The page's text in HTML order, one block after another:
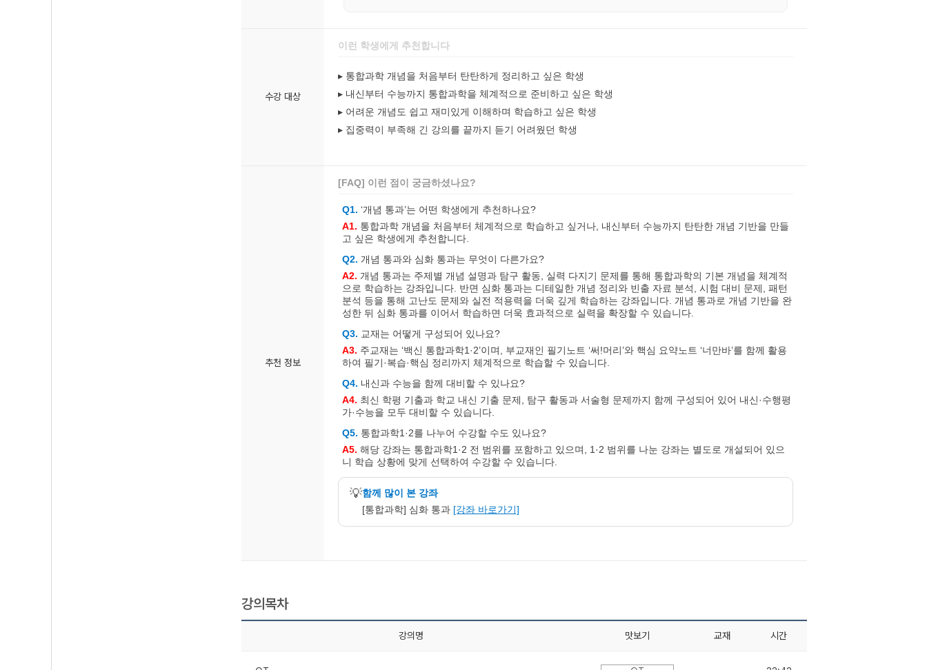
수강 대상
이런 학생에게 추천합니다
▸ 통합과학 개념을 처음부터 탄탄하게 정리하고 싶은 학생
▸ 내신부터 수능까지 통합과학을 체계적으로 준비하고 싶은 학생
▸ 어려운 개념도 쉽고 재미있게 이해하며 학습하고 싶은 학생
▸ 집중력이 부족해 긴 강의를 끝까지 듣기 어려웠던 학생
추천 정보
[FAQ] 이런 점이 궁금하셨나요?
Q1. ‘개념 통과’는 어떤 학생에게 추천하나요?
A1. 통합과학 개념을 처음부터 체계적으로 학습하고 싶거나, 내신부터 수능까지 탄탄한 개념 기반을 만들
고 싶은 학생에게 추천합니다.
Q2. 개념 통과와 심화 통과는 무엇이 다른가요?
A2. 개념 통과는 주제별 개념 설명과 탐구 활동, 실력 다지기 문제를 통해 통합과학의 기본 개념을 체계적
으로 학습하는 강좌입니다. 반면 심화 통과는 디테일한 개념 정리와 빈출 자료 분석, 시험 대비 문제, 패턴
분석 등을 통해 고난도 문제와 실전 적용력을 더욱 깊게 학습하는 강좌입니다. 개념 통과로 개념 기반을 완
성한 뒤 심화 통과를 이어서 학습하면 더욱 효과적으로 실력을 확장할 수 있습니다.
Q3. 교재는 어떻게 구성되어 있나요?
A3. 주교재는 ‘백신 통합과학1·2’이며, 부교재인 필기노트 ‘써!머리’와 핵심 요약노트 ‘너만바’를 함께 활용
하여 필기·복습·핵심 정리까지 체계적으로 학습할 수 있습니다.
Q4. 내신과 수능을 함께 대비할 수 있나요?
A4. 최신 학평 기출과 학교 내신 기출 문제, 탐구 활동과 서술형 문제까지 함께 구성되어 있어 내신·수행평
가·수능을 모두 대비할 수 있습니다.
Q5. 통합과학1·2를 나누어 수강할 수도 있나요?
A5. 해당 강좌는 통합과학1·2 전 범위를 포함하고 있으며, 1·2 범위를 나눈 강좌는 별도로 개설되어 있으
니 학습 상황에 맞게 선택하여 수강할 수 있습니다.
💡함께 많이 본 강좌
[통합과학] 심화 통과 [강좌 바로가기]
강의목차
강의명 맛보기 교재 시간